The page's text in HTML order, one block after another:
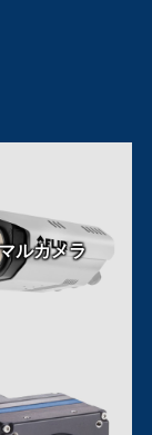
ルカメラ